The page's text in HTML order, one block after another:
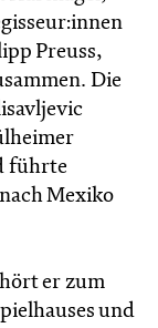
Preuss,
Die
führte
Mexiko
er zum
und